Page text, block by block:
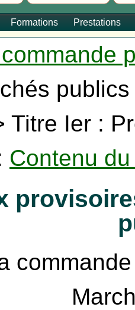
Formations Prestations
Titre Ier :
Contenu